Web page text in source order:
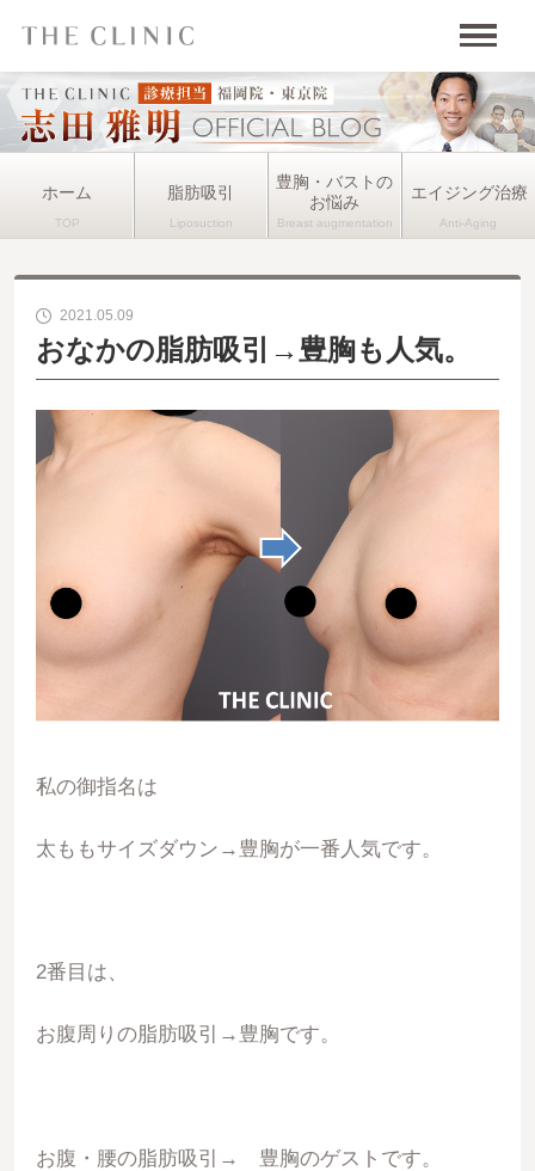
ホーム 脂肪吸引
豊胸・バストの
お悩み
エイジング治療
2021.05.09
おなかの脂肪吸引→豊胸も人気。
私の御指名は
太ももサイズダウン→豊胸が一番人気です。
2番目は、
お腹周りの脂肪吸引→豊胸です。
お腹・腰の脂肪吸引→ 豊胸のゲストです。